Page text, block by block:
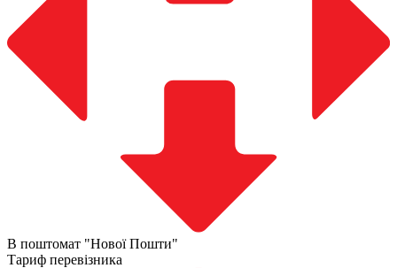
В поштомат "Нової Пошти"
Тариф перевізника